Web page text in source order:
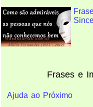
Frases e
Ajuda ao Próximo